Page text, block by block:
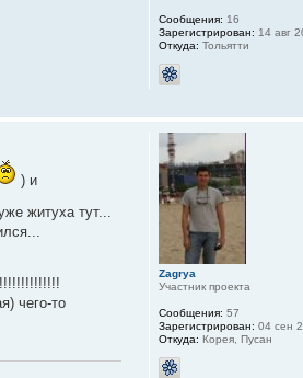
Сообщения: 16
Зарегистрирован: 14 авг
Откуда: Тольятти
) и
житуха тут...
чего-то
Zagrya
Участник проекта
Сообщения: 57
Зарегистрирован: 04 сен
Откуда: Корея, Пусан